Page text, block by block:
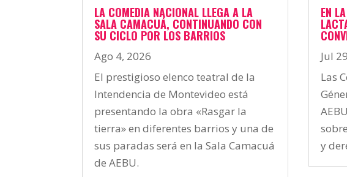
LA COMEDIA NACIONAL LLEGA A LA
SALA CAMACUÁ, CONTINUANDO CON
SU CICLO POR LOS BARRIOS
Ago 4, 2026
El prestigioso elenco teatral de la
Intendencia de Montevideo está
presentando la obra «Rasgar la
tierra» en diferentes barrios y una de
sus paradas será en la Sala Camacuá
de AEBU.
EN
Jul
Las
y